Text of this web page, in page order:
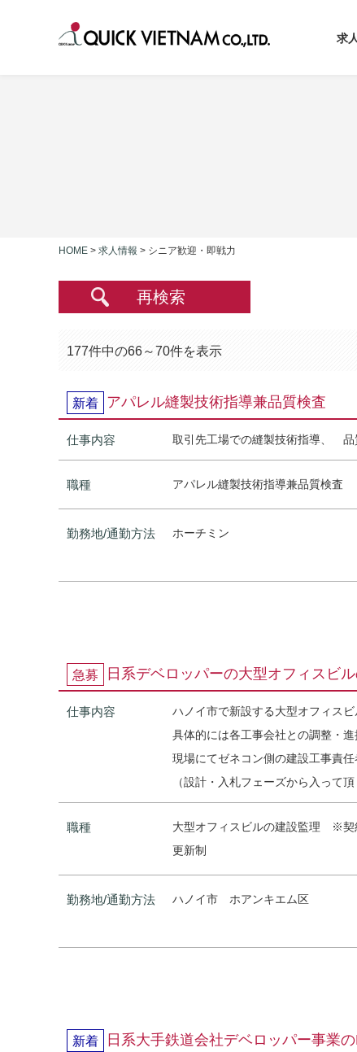
求
HOME > 求人情報 > シニア歓迎・即戦力
再検索
177件中の66～70件を表示
新着 アパレル縫製技術指導兼品質検査
仕事内容 取引先工場での縫製技術指導、 品
職種 アパレル縫製技術指導兼品質検査
勤務地/通勤方法 ホーチミン
急募 日系デベロッパーの大型オフィスビ
仕事内容
ハノイ市で新設する大型オフィス
具体的には各工事会社との調整・
現場にてゼネコン側の建設工事責
（設計・入札フェーズから入って頂
職種
大型オフィスビルの建設監理 ※契
更新制
勤務地/通勤方法 ハノイ市 ホアンキエム区
新着 日系大手鉄道会社デベロッパー事業